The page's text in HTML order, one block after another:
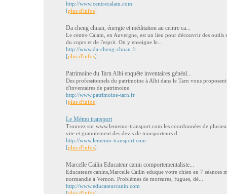
http://www.centrecalam.com
[plus d'infos]
Da cheng chuan, énergie et méditation au centre ca...
Le centre Calam, en Auvergne, est un lieu pour découvrir des outils
du coprs et de l'esprit. On y enseigne le...
http://www.da-cheng-chuan.fr
[plus d'infos]
Patrimoine du Tarn Albi enquête inventaires généal...
Des professionnels du patrimoine à Albi dans le Tarn vous
d'inventaires de patrimoine.
http://www.patrimoine-tarn.fr
[plus d'infos]
Le Mémo transport
Trouvez sur www.lememo-transport.com les coordonnées de
vite et gratuitement des devis de transporteurs d...
http://www.lememo-transport.com
[plus d'infos]
Marcelle Cailin Educateur canin comportementaliste...
Educateurs canins,Marcelle Cailin eduque votre chien en 7 séances
normandie à Vernon. Problèmes de morsures, fugues, dé...
http://www.educateurcanin.com